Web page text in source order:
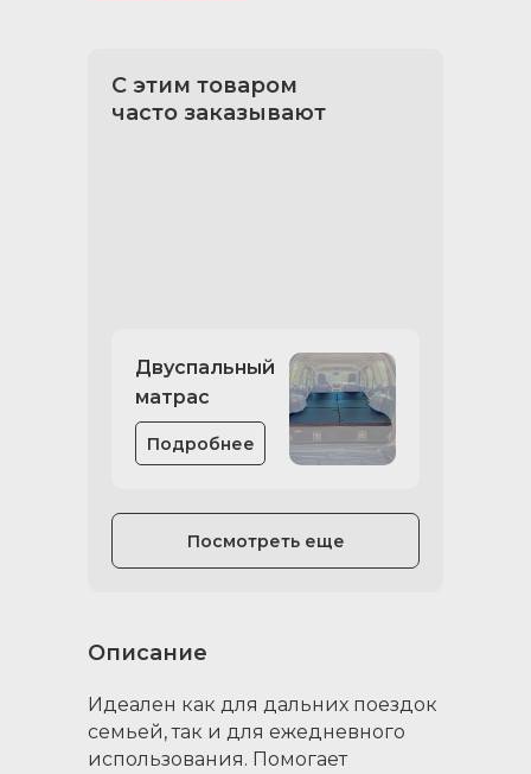
С этим товаром
часто заказывают
Посмотреть еще
Двуспальный
матрас
Подробнее
Идеален как для дальних поездок
семьей, так и для ежедневного
использования. Помогает
Описание